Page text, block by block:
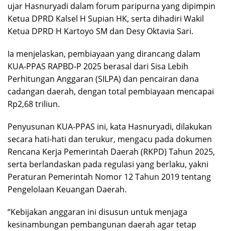
ujar Hasnuryadi dalam forum paripurna yang dipimpin
Ketua DPRD Kalsel H Supian HK, serta dihadiri Wakil
Ketua DPRD H Kartoyo SM dan Desy Oktavia Sari.
Ia menjelaskan, pembiayaan yang dirancang dalam
KUA-PPAS RAPBD-P 2025 berasal dari Sisa Lebih
Perhitungan Anggaran (SILPA) dan pencairan dana
cadangan daerah, dengan total pembiayaan mencapai
Rp2,68 triliun.
Penyusunan KUA-PPAS ini, kata Hasnuryadi, dilakukan
secara hati-hati dan terukur, mengacu pada dokumen
Rencana Kerja Pemerintah Daerah (RKPD) Tahun 2025,
serta berlandaskan pada regulasi yang berlaku, yakni
Peraturan Pemerintah Nomor 12 Tahun 2019 tentang
Pengelolaan Keuangan Daerah.
“Kebijakan anggaran ini disusun untuk menjaga
kesinambungan pembangunan daerah agar tetap